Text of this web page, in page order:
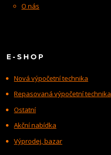
O nás
E-SHOP
Nová výpočetní technika
Repasovaná výpočetní technika
Ostatní
Akční nabídka
Výprodej, bazar